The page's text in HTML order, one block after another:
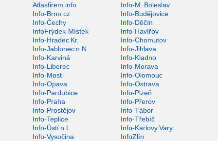
Atlasfirem.info
Info-M. Boleslav
Info-Brno.cz
Info-Budějovice
Info-Čechy
Info-Děčín
InfoFrýdek-Místek
Info-Havířov
Info-Hradec Kr.
Info-Chomutov
Info-Jablonec n.N.
Info-Jihlava
Info-Karviná
Info-Kladno
Info-Liberec
Info-Morava
Info-Most
Info-Olomouc
Info-Opava
Info-Ostrava
Info-Pardubice
Info-Plzeň
Info-Praha
Info-Přerov
Info-Prostějov
Info-Tábor
Info-Teplice
Info-Třebíč
Info-Ústí n.L.
Info-Karlovy Vary
Info-Vysočina
InfoZlín